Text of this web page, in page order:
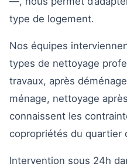
type de logement.
Nos équipes
types de nettoyage
travaux, après
ménage, nettoyage
connaissent les
copropriétés du quartier
Intervention sous 24h